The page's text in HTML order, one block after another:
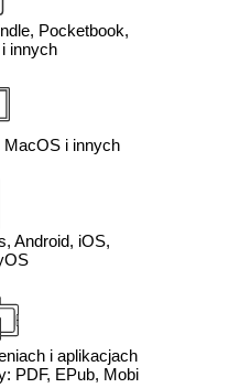
Pocketbook,
innych
i innych
Android, iOS,
i aplikacjach
PDF, EPub, Mobi